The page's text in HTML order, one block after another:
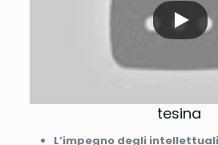
tesina
L’impegno degli intellettuali